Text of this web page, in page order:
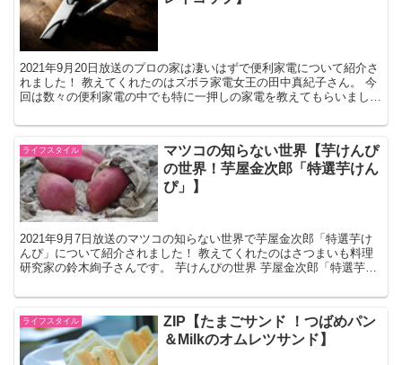
2021年9月20日放送のプロの家は凄いはずで便利家電について紹介さ
れました！ 教えてくれたのはズボラ家電女王の田中真紀子さん。 今
回は数々の便利家電の中でも特に一押しの家電を教えてもらいまし
ライフスタイル
マツコの知らない世界【芋けんぴ
の世界！芋屋金次郎「特選芋けん
ぴ」】
2021年9月7日放送のマツコの知らない世界で芋屋金次郎「特選芋け
んぴ」について紹介されました！ 教えてくれたのはさつまいも料理
研究家の鈴木絢子さんです。 芋けんぴの世界 芋屋金次郎「特選芋け
ライフスタイル
ZIP【たまごサンド ！つばめパン
＆Milkのオムレツサンド】